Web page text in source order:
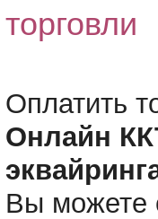
торговли
Оплатить
Онлайн
Вы можете